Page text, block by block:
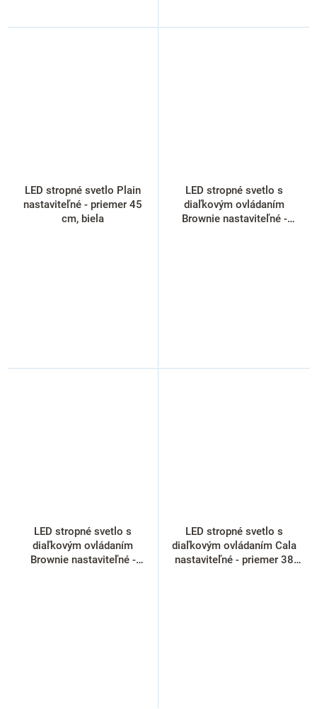
LED stropné svetlo Plain
nastaviteľné - priemer 45
cm, biela
LED stropné svetlo s
diaľkovým ovládaním
Brownie nastaviteľné -
LED stropné svetlo s
diaľkovým ovládaním
Brownie nastaviteľné -
LED stropné svetlo s
diaľkovým ovládaním Cala
nastaviteľné - priemer 38